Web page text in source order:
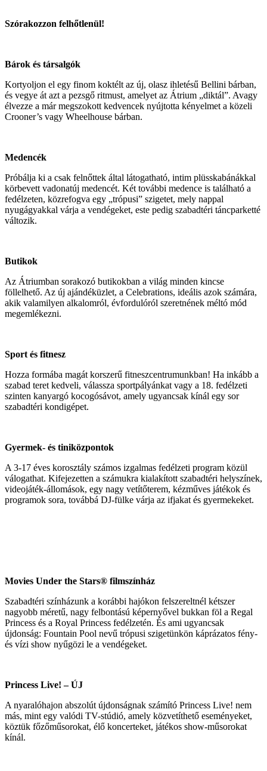
Szórakozzon felhőtlenül!
Bárok és társalgók
Kortyoljon el egy finom koktélt az új, olasz ihletésű Bellini bárban,
és vegye át azt a pezsgő ritmust, amelyet az Átrium „diktál”. Avagy
élvezze a már megszokott kedvencek nyújtotta kényelmet a közeli
Crooner’s vagy Wheelhouse bárban.
Medencék
Próbálja ki a csak felnőttek által látogatható, intim plüsskabánákkal
körbevett vadonatúj medencét. Két további medence is található a
fedélzeten, közrefogva egy „trópusi” szigetet, mely nappal
nyugágyakkal várja a vendégeket, este pedig szabadtéri táncparketté
változik.
Butikok
Az Átriumban sorakozó butikokban a világ minden kincse
föllelhető. Az új ajándéküzlet, a Celebrations, ideális azok számára,
akik valamilyen alkalomról, évfordulóról szeretnének méltó mód
megemlékezni.
Sport és fitnesz
Hozza formába magát korszerű fitneszcentrumunkban! Ha inkább a
szabad teret kedveli, válassza sportpályánkat vagy a 18. fedélzeti
szinten kanyargó kocogósávot, amely ugyancsak kínál egy sor
szabadtéri kondigépet.
Gyermek- és tiniközpontok
A 3-17 éves korosztály számos izgalmas fedélzeti program közül
válogathat. Kifejezetten a számukra kialakított szabadtéri helyszínek,
videojáték-állomások, egy nagy vetítőterem, kézműves játékok és
programok sora, továbbá DJ-fülke várja az ifjakat és gyermekeket.
Movies Under the Stars® filmszínház
Szabadtéri színházunk a korábbi hajókon felszereltnél kétszer
nagyobb méretű, nagy felbontású képernyővel bukkan föl a Regal
Princess és a Royal Princess fedélzetén. És ami ugyancsak
újdonság: Fountain Pool nevű trópusi szigetünkön káprázatos fény-
és vízi show nyűgözi le a vendégeket.
Princess Live! – ÚJ
A nyaralóhajon abszolút újdonságnak számító Princess Live! nem
más, mint egy valódi TV-stúdió, amely közvetíthető eseményeket,
köztük főzőműsorokat, élő koncerteket, játékos show-műsorokat
kínál.